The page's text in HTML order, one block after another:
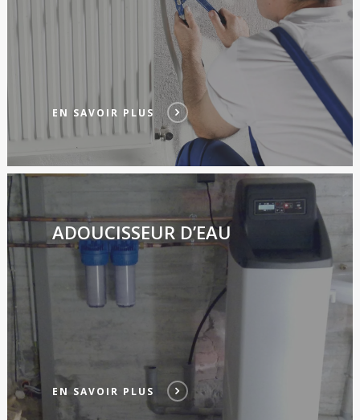
EN SAVOIR PLUS
ADOUCISSEUR D’EAU
EN SAVOIR PLUS